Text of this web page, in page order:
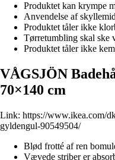
Produktet kan krympe
Anvendelse af
Produktet tåler ikke
Tørretumbling skal ske
Produktet tåler ikke
VÅGSJÖN
70×140 cm
Link: https://www.ikea.com/
gyldengul-90549504/
Blød frotté af ren
Vævede striber er